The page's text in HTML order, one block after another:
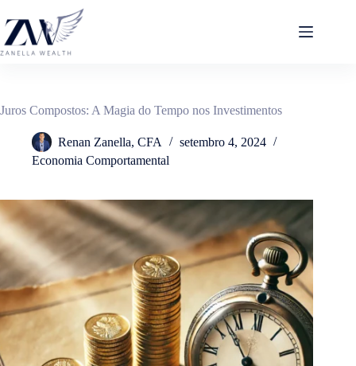
para
conteúdo
Juros Compostos: A Magia do Tempo nos Investimentos
Renan Zanella, CFA
setembro 4, 2024
Economia Comportamental